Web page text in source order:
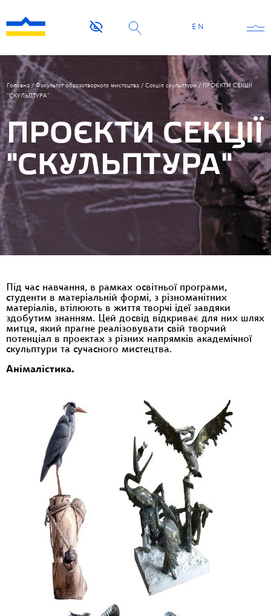
EN
Головна /Факультет образотворчого мистецтва / Секція скульптури / ПРОЄКТИ СЕКЦІЇ
“СКУЛЬПТУРА”
ПРОЄКТИ СЕКЦІЇ
“СКУЛЬПТУРА”
Під час навчання, в рамках освітньої програми,
студенти в матеріальній формі, з різноманітних
матеріалів, втілюють в життя творчі ідеї завдяки
здобутим знанням. Цей досвід відкриває для них шлях
митця, який прагне реалізовувати свій творчий
потенціал в проектах з різних напрямків академічної
скульптури та сучасного мистецтва.
Анімалістика.